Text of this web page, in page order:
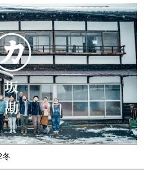
冬